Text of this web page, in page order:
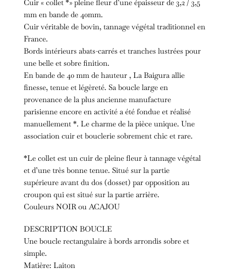
Cuir « collet *» pleine fleur d’une épaisseur de 3,2 / 3,5
mm en bande de 40mm.
Cuir véritable de bovin, tannage végétal traditionnel en
France.
Bords intérieurs abats-carrés et tranches lustrées pour
une belle et sobre finition.
En bande de 40 mm de hauteur , La Baigura allie
finesse, tenue et légèreté. Sa boucle large en
provenance de la plus ancienne manufacture
parisienne encore en activité a été fondue et réalisé
manuellement *. Le charme de la pièce unique. Une
association cuir et bouclerie sobrement chic et rare.
*Le collet est un cuir de pleine fleur à tannage végétal
et d’une très bonne tenue. Situé sur la partie
supérieure avant du dos (dosset) par opposition au
croupon qui est situé sur la partie arrière.
Couleurs NOIR ou ACAJOU
DESCRIPTION BOUCLE
Une boucle rectangulaire à bords arrondis sobre et
simple.
Matière: Laiton